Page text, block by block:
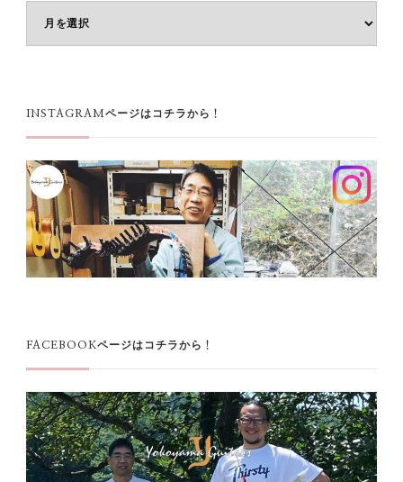
ブ
INSTAGRAMページはコチラから！
FACEBOOKページはコチラから！